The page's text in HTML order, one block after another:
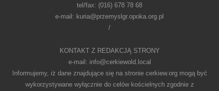
tel/fax: (016) 678 78 68
e-mail: kuria@przemyslgr.opoka.org.pl
/
KONTAKT Z REDAKCJĄ STRONY
e-mail: info@cerkiewold.local
Informujemy, iż dane znajdujące się na stronie cerkiew.org mogą być
wykorzystywane wyłącznie do celów kościelnych zgodnie z